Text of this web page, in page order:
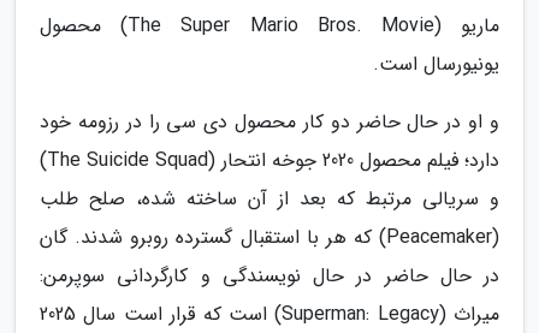
ماریو (The Super Mario Bros. Movie) محصول
یونیورسال است.
و او در حال حاضر دو کار محصول دی سی را در رزومه خود
دارد؛ فیلم محصول 2020 جوخه انتحار (The Suicide Squad)
و سریالی مرتبط که بعد از آن ساخته شده، صلح طلب
(Peacemaker) که هر با استقبال گسترده روبرو شدند. گان
در حال حاضر در حال نویسندگی و کارگردانی سوپرمن:
میراث (Superman: Legacy) است که قرار است سال 2025